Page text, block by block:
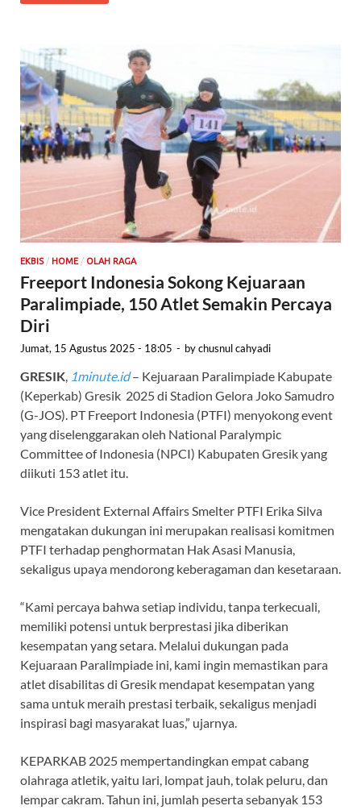
EKBIS/ HOME/ OLAH RAGA
Freeport Indonesia Sokong Kejuaraan
Paralimpiade, 150 Atlet Semakin Percaya
Diri
Jumat, 15 Agustus 2025 - 18:05 - bychusnul cahyadi
GRESIK, 1minute.id– Kejuaraan Paralimpiade Kabupate
(Keperkab) Gresik 2025 di Stadion Gelora Joko Samudro
(G-JOS). PT Freeport Indonesia (PTFI) menyokong event
yang diselenggarakan oleh National Paralympic
Committee of Indonesia (NPCI) Kabupaten Gresik yang
diikuti 153 atlet itu.
Vice President External Affairs Smelter PTFI Erika Silva
mengatakan dukungan ini merupakan realisasi komitmen
PTFI terhadap penghormatan Hak Asasi Manusia,
sekaligus upaya mendorong keberagaman dan kesetaraan.
“Kami percaya bahwa setiap individu, tanpa terkecuali,
memiliki potensi untuk berprestasi jika diberikan
kesempatan yang setara. Melalui dukungan pada
Kejuaraan Paralimpiade ini, kami ingin memastikan para
atlet disabilitas di Gresik mendapat kesempatan yang
sama untuk meraih prestasi terbaik, sekaligus menjadi
inspirasi bagi masyarakat luas,” ujarnya.
KEPARKAB 2025 mempertandingkan empat cabang
olahraga atletik, yaitu lari, lompat jauh, tolak peluru, dan
lempar cakram. Tahun ini, jumlah peserta sebanyak 153